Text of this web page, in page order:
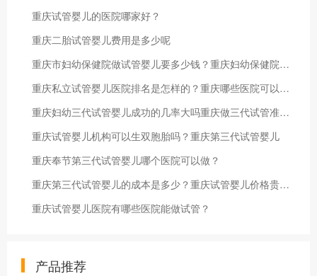
重庆试管婴儿的医院哪家好？
重庆二胎试管婴儿费用是多少呢
重庆市妇幼保健院做试管婴儿要多少钱？重庆妇幼保健院键册流程
重庆私立试管婴儿医院排名是怎样的？重庆哪些医院可以做供卵试管婴儿？
重庆妇幼三代试管婴儿成功的几率大吗重庆做三代试管准备十万够吗？
重庆试管婴儿机构可以生双胞胎吗？重庆第三代试管婴儿
重庆奉节第三代试管婴儿哪个医院可以做？
重庆第三代试管婴儿的成本是多少？重庆试管婴儿价格贵吗？
重庆试管婴儿医院有哪些医院能做试管？
产品推荐